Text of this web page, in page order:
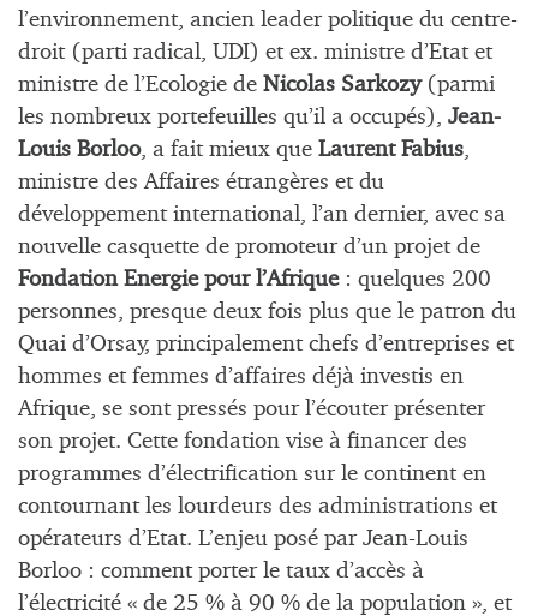
l’environnement, ancien leader politique du centre-
droit (parti radical, UDI) et ex. ministre d’Etat et
ministre de l’Ecologie de Nicolas Sarkozy (parmi
les nombreux portefeuilles qu’il a occupés), Jean-
Louis Borloo, a fait mieux que Laurent Fabius,
ministre des Affaires étrangères et du
développement international, l’an dernier, avec sa
nouvelle casquette de promoteur d’un projet de
Fondation Energie pour l’Afrique: quelques 200
personnes, presque deux fois plus que le patron du
Quai d’Orsay, principalement chefs d’entreprises et
hommes et femmes d’affaires déjà investis en
Afrique, se sont pressés pour l’écouter présenter
son projet. Cette fondation vise à financer des
programmes d’électrification sur le continent en
contournant les lourdeurs des administrations et
opérateurs d’Etat. L’enjeu posé par Jean-Louis
Borloo : comment porter le taux d’accès à
l’électricité « de 25 % à 90 % de la population », et